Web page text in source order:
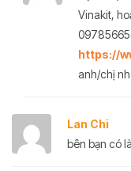
Vinakit,
https://
anh/chị
Lan Chi
bên bạn có